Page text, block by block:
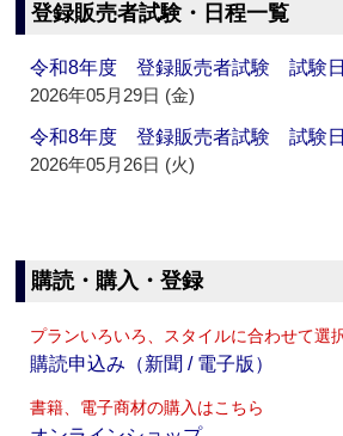
登録販売者試験・日程一覧
令和8年度 登録販売者試験 試験
2026年05月29日 (金)
令和8年度 登録販売者試験 試験
2026年05月26日 (火)
購読・購入・登録
プランいろいろ、スタイルに合わせて選
購読申込み（新聞 / 電子版）
書籍、電子商材の購入はこちら